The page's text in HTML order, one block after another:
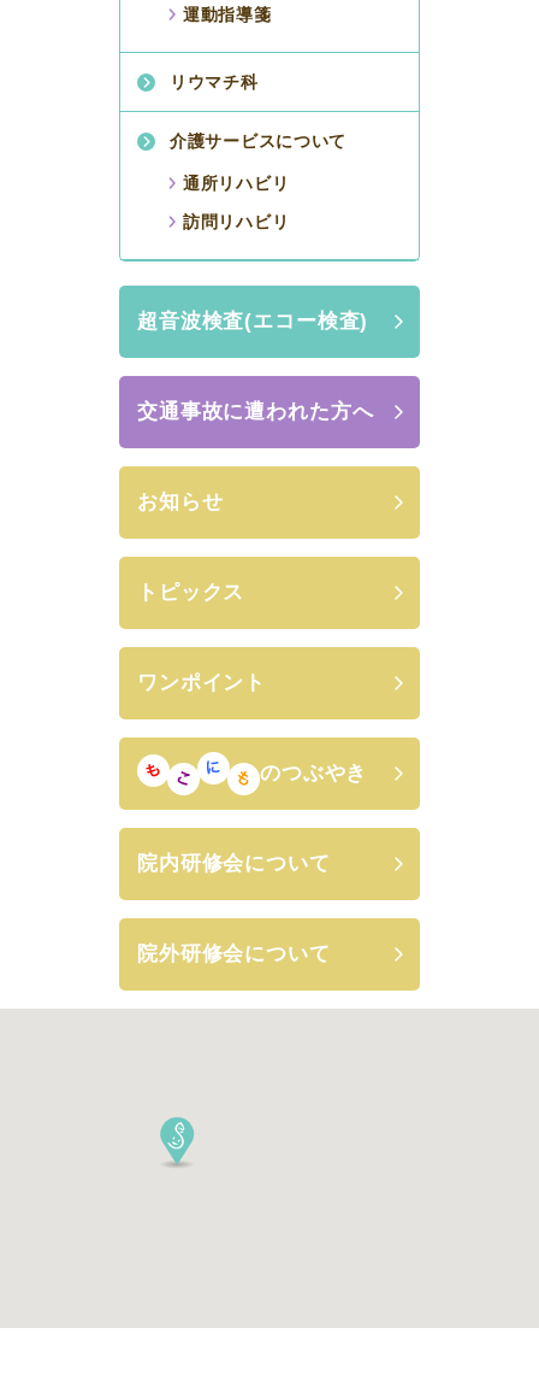
運動指導箋
リウマチ科
介護サービスについて
通所リハビリ
訪問リハビリ
超音波検査(エコー検査)
交通事故に遭われた方へ
お知らせ
トピックス
ワンポイント
のつぶやき
院内研修会について
院外研修会について